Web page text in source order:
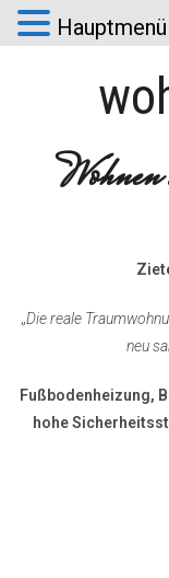
„Die reale
neu
Fußbodenheizung,
hohe
Hauptmenü